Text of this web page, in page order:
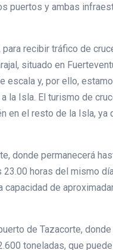
puertos y ambas
recibir tráfico de
situado en
escala y, por ello,
la Isla. El turismo de
en el resto de la Isla, ya
donde permanecerá
horas del mismo
de
de Tazacorte, donde
toneladas, que